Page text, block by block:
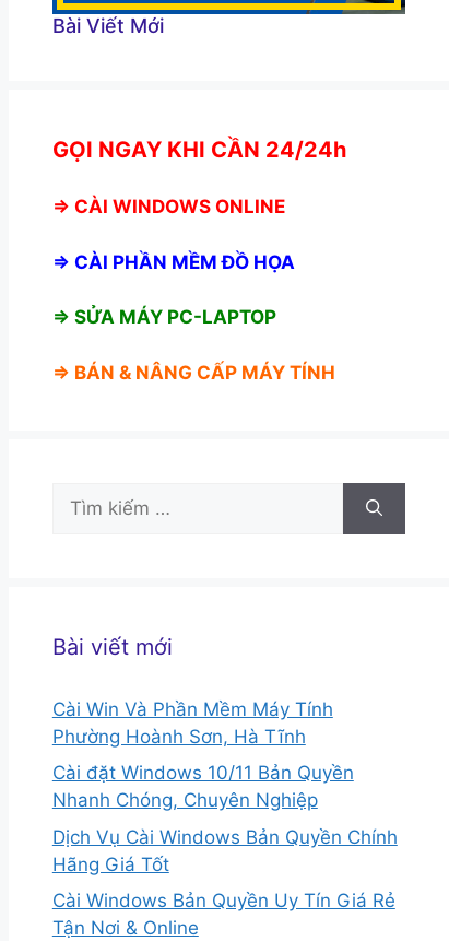
Bài Viết Mới
GỌI NGAY KHI CẦN 24/24h
⇒ CÀI WINDOWS ONLINE
⇒ CÀI PHẦN MỀM ĐỒ HỌA
⇒ SỬA MÁY PC-LAPTOP
⇒ BÁN & NÂNG CẤP MÁY TÍNH
Tìm
kiếm
Bài viết mới
Cài Win Và Phần Mềm Máy Tính
Phường Hoành Sơn, Hà Tĩnh
Cài đặt Windows 10/11 Bản Quyền
Nhanh Chóng, Chuyên Nghiệp
Dịch Vụ Cài Windows Bản Quyền Chính
Hãng Giá Tốt
Cài Windows Bản Quyền Uy Tín Giá Rẻ
Tận Nơi & Online